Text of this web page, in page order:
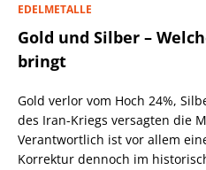
EDELMETALLE
Gold und Silber –
bringt
Gold verlor vom Hoch 24%,
des Iran-Kriegs versagten die
Verantwortlich ist vor allem
Korrektur dennoch im